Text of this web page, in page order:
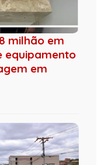
milhão em
equipamento
em